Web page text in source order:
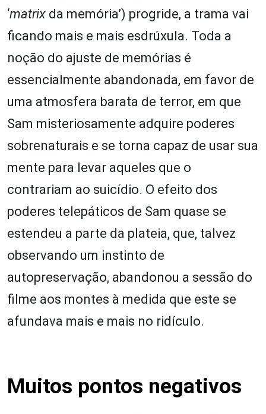
‘matrix da memória’) progride, a trama vai
ficando mais e mais esdrúxula. Toda a
noção do ajuste de memórias é
essencialmente abandonada, em favor de
uma atmosfera barata de terror, em que
Sam misteriosamente adquire poderes
sobrenaturais e se torna capaz de usar sua
mente para levar aqueles que o
contrariam ao suicídio. O efeito dos
poderes telepáticos de Sam quase se
estendeu a parte da plateia, que, talvez
observando um instinto de
autopreservação, abandonou a sessão do
filme aos montes à medida que este se
afundava mais e mais no ridículo.
Muitos pontos negativos